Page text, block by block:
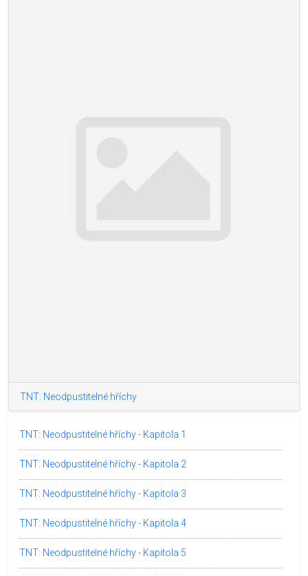
TNT: Neodpustitelné hříchy
TNT: Neodpustitelné hříchy - Kapitola 1
TNT: Neodpustitelné hříchy - Kapitola 2
TNT: Neodpustitelné hříchy - Kapitola 3
TNT: Neodpustitelné hříchy - Kapitola 4
TNT: Neodpustitelné hříchy - Kapitola 5